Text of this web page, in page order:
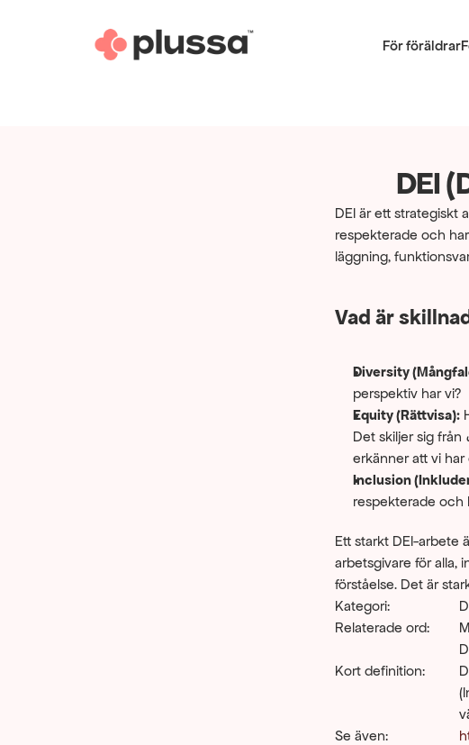
För föräldrar
DEI
DEI är ett strategiskt
respekterade och
läggning,
Vad är
Diversity
perspektiv har vi?
Equity (Rättvisa):
Det skiljer sig från
erkänner att vi
Inclusion
respekterade och
Ett starkt DEI-arbete
arbetsgivare för alla,
förståelse. Det är
Kategori:
Relaterade ord:
Kort definition:
Se även: